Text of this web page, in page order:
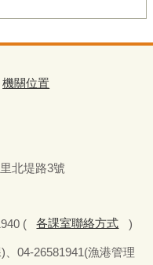
機關位置
北堤路3號
( 各課室聯絡方式 )
) 04-26581941(漁港管理